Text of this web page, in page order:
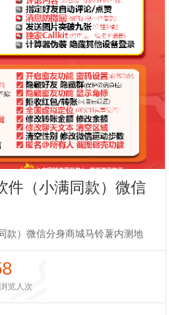
件（小满同款）微信
款）微信分身商城马铃薯内测地
览人次